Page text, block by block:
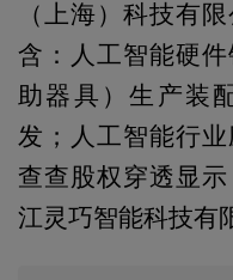
（上海）科技有
含：人工智能硬
助器具）生产装
发；人工智能行
查查股权穿透显
江灵巧智能科技有